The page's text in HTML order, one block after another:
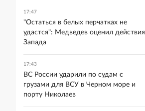
17:47
"Остаться в белых перчатках не
удастся": Медведев оценил действия
Запада
17:43
ВС России ударили по судам с
грузами для ВСУ в Черном море и
порту Николаев